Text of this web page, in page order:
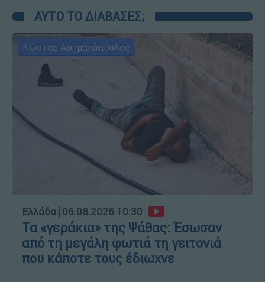
ΑΥΤΟ ΤΟ ΔΙΑΒΑΣΕΣ;
Κώστας Ασημακόπουλος
Ελλάδα┋06.08.2026 10:30
Τα «γεράκια» της Ψάθας: Έσωσαν
από τη μεγάλη φωτιά τη γειτονιά
που κάποτε τους έδιωχνε